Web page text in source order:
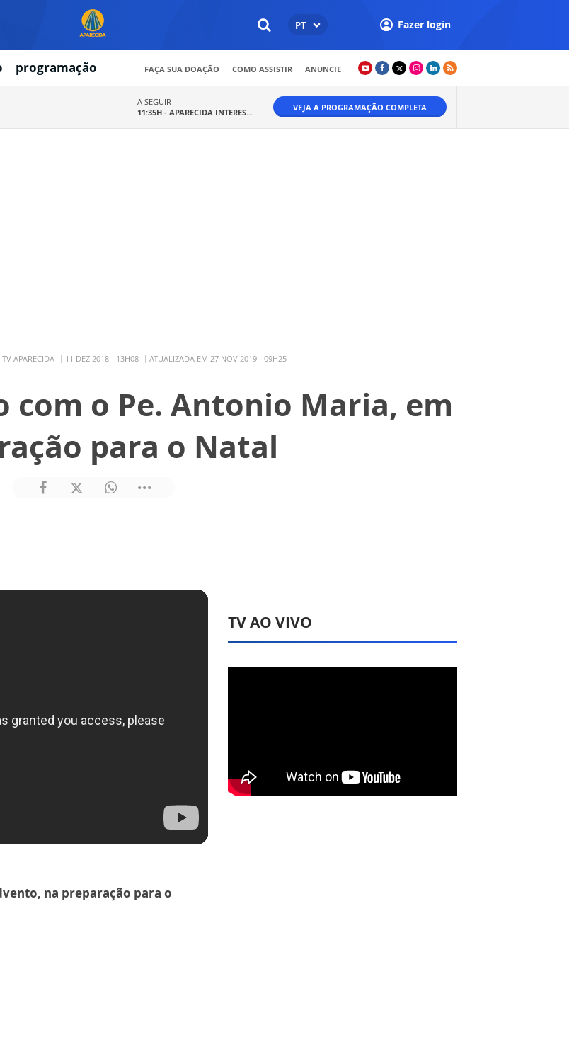
PT Fazer login
programação FAÇA SUA DOAÇÃO COMO ASSISTIR ANUNCIE
A SEGUIR
11:35H - APARECIDA INTERES... VEJA A PROGRAMAÇÃO COMPLETA
TV APARECIDA 11 DEZ 2018 - 13H08 ATUALIZADA EM 27 NOV 2019 - 09H25
com o Pe. Antonio Maria, em
para o Natal
na preparação para o
TV AO VIVO